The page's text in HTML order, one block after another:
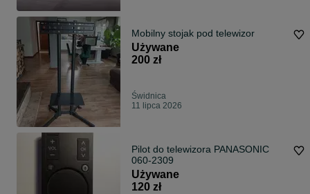
Mobilny stojak pod telewizor
Używane
200 zł
Świdnica
11 lipca 2026
Pilot do telewizora PANASONIC
060-2309
Używane
120 zł